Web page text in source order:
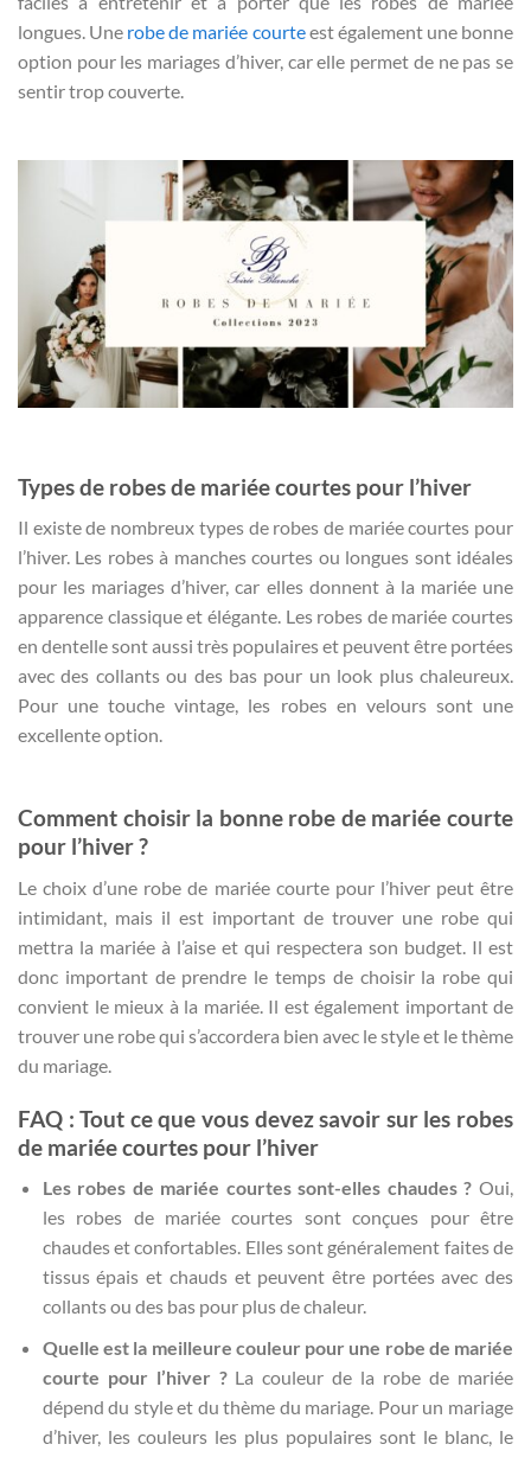
longues. Une robe de mariée courteest également une bonne
option pour les mariages d’hiver, car elle permet de ne pas se
sentir trop couverte.
Types de robes de mariée courtes pour l’hiver
Il existe de nombreux types de robes de mariée courtes pour
l’hiver. Les robes à manches courtes ou longues sont idéales
pour les mariages d’hiver, car elles donnent à la mariée une
apparence classique et élégante. Les robes de mariée courtes
en dentelle sont aussi très populaires et peuvent être portées
avec des collants ou des bas pour un look plus chaleureux.
Pour une touche vintage, les robes en velours sont une
excellente option.
Comment choisir la bonne robe de mariée courte
pour l’hiver ?
Le choix d’une robe de mariée courte pour l’hiver peut être
intimidant, mais il est important de trouver une robe qui
mettra la mariée à l’aise et qui respectera son budget. Il est
donc important de prendre le temps de choisir la robe qui
convient le mieux à la mariée. Il est également important de
trouver une robe qui s’accordera bien avec le style et le thème
du mariage.
FAQ : Tout ce que vous devez savoir sur les robes
de mariée courtes pour l’hiver
Les robes de mariée courtes sont-elles chaudes ? Oui,
les robes de mariée courtes sont conçues pour être
chaudes et confortables. Elles sont généralement faites de
tissus épais et chauds et peuvent être portées avec des
collants ou des bas pour plus de chaleur.
Quelle est la meilleure couleur pour une robe de mariée
courte pour l’hiver ?La couleur de la robe de mariée
dépend du style et du thème du mariage. Pour un mariage
d’hiver, les couleurs les plus populaires sont le blanc, le